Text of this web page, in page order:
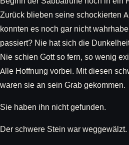
Zurück blieben seine schockierten
konnten es noch gar nicht
passiert? Nie hat sich die
Nie schien Gott so fern, so wenig
Alle Hoffnung vorbei. Mit diesen
waren sie an sein Grab gekommen.
Sie haben ihn nicht gefunden.
Der schwere Stein war weggewälzt.